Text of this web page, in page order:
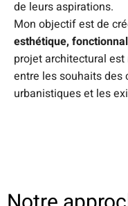
de leurs aspirations.
Mon objectif est de
esthétique,
projet architectural est
entre les souhaits des
urbanistiques et les